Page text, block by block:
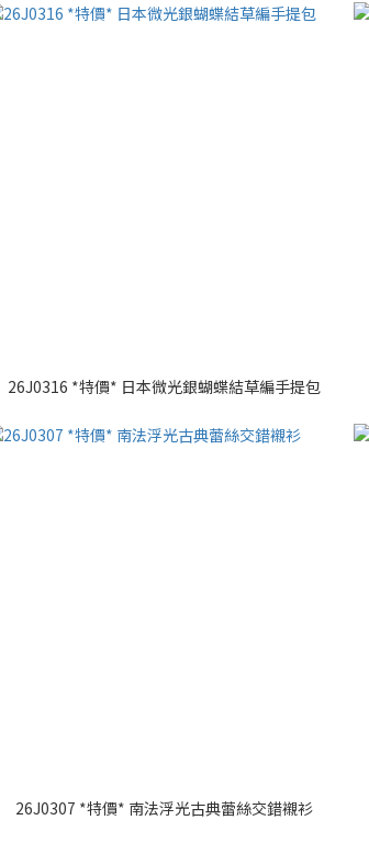
26J0316 *特價* 日本微光銀蝴蝶結草編手提包
26J0307 *特價* 南法浮光古典蕾絲交錯襯衫